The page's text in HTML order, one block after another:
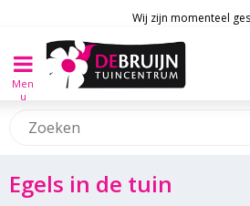
Men
u
Wij zijn momenteel
Egels in de tuin